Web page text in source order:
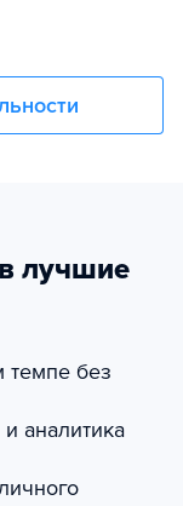
лучшие
темпе без
аналитика